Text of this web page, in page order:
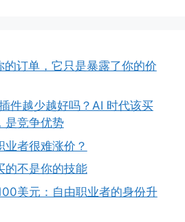
的订单，它只是暴露了你的价
件越少越好吗？AI 时代该买
是竞争优势
业者很难涨价？
的不是你的技能
美元：自由职业者的身份升